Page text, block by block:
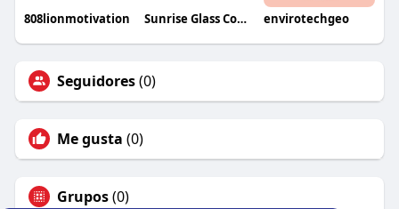
808lionmotivation Sunrise Glass Company envirotechgeo
Seguidores(0)
Me gusta (0)
Grupos(0)